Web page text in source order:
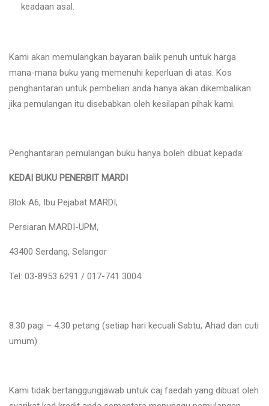
keadaan asal.
Kami akan memulangkan bayaran balik penuh untuk harga
mana-mana buku yang memenuhi keperluan di atas. Kos
penghantaran untuk pembelian anda hanya akan dikembalikan
jika pemulangan itu disebabkan oleh kesilapan pihak kami.
Penghantaran pemulangan buku hanya boleh dibuat kepada:
KEDAI BUKU PENERBIT MARDI
Blok A6, Ibu Pejabat MARDI,
Persiaran MARDI-UPM,
43400 Serdang, Selangor
Tel: 03-8953 6291 / 017-741 3004
8.30 pagi – 4.30 petang (setiap hari kecuali Sabtu, Ahad dan cuti
umum)
Kami tidak bertanggungjawab untuk caj faedah yang dibuat oleh